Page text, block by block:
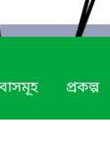
প্রকল্প